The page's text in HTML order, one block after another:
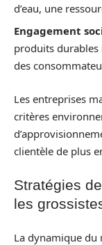
d’eau, une
Engagement
produits durables
des
Les entreprises
critères
clientèle de plus
Stratégies
les
La dynamique du